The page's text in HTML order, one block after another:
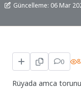
Güncelleme: 06 Mar
0
Rüyada amca